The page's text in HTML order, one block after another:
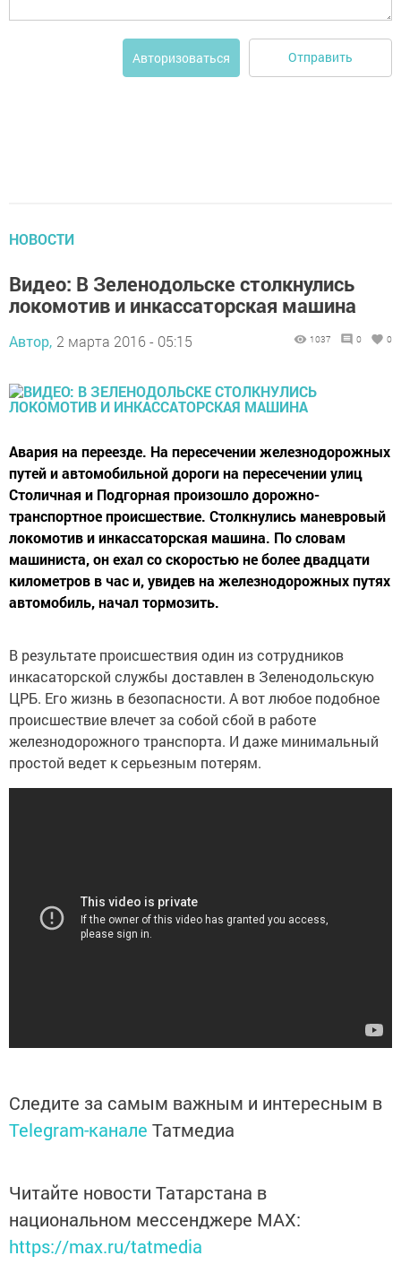
Авторизоваться Отправить
НОВОСТИ
Видео: В Зеленодольске столкнулись
локомотив и инкассаторская машина
Автор, 2 марта 2016 - 05:15 1037 0 0
Авария на переезде. На пересечении железнодорожных
путей и автомобильной дороги на пересечении улиц
Столичная и Подгорная произошло дорожно-
транспортное происшествие. Столкнулись маневровый
локомотив и инкассаторская машина. По словам
машиниста, он ехал со скоростью не более двадцати
километров в час и, увидев на железнодорожных путях
автомобиль, начал тормозить.
В результате происшествия один из сотрудников
инкасаторской службы доставлен в Зеленодольскую
ЦРБ. Его жизнь в безопасности. А вот любое подобное
происшествие влечет за собой сбой в работе
железнодорожного транспорта. И даже минимальный
простой ведет к серьезным потерям.
Следите за самым важным и интересным в
Telegram-канале Татмедиа
Читайте новости Татарстана в
национальном мессенджере MАХ:
https://max.ru/tatmedia